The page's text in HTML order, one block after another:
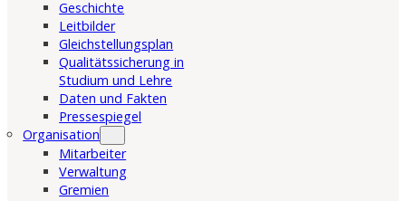
Geschichte
Leitbilder
Gleichstellungsplan
Qualitätssicherung in
Studium und Lehre
Daten und Fakten
Pressespiegel
Organisation
Mitarbeiter
Verwaltung
Gremien